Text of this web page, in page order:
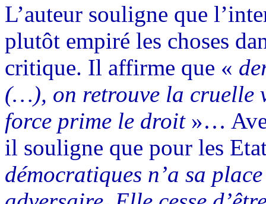
L’auteur souligne que
plutôt empiré les choses
critique. Il affirme que «
(…), on retrouve la cruelle
force prime le droit»…
il souligne que pour les
démocratiques n’a sa